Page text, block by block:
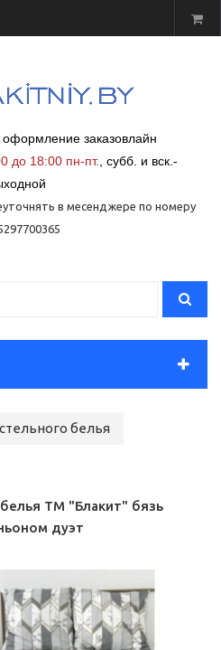
оформление заказовлайн
до 18:00 пн-пт. субб. и вск.-
в месенджере по номеру
белья
ТМ "Блакит" бязь
дуэт